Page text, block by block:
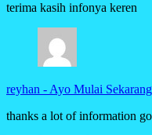
terima kasih infonya keren
reyhan - Ayo Mulai
thanks a lot of information